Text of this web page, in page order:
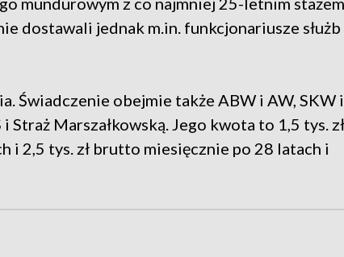
dostawali jednak m.in. funkcjonariusze służb
Świadczenie obejmie także ABW i AW, SKW i
Straż Marszałkowską. Jego kwota to 1,5 tys. zł
i 2,5 tys. zł brutto miesięcznie po 28 latach i